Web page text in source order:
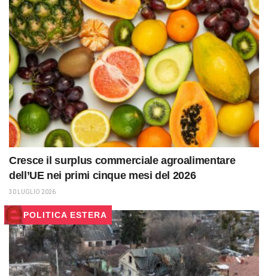
Cresce il surplus commerciale agroalimentare
dell’UE nei primi cinque mesi del 2026
30 LUGLIO 2026
POLITICA ESTERA